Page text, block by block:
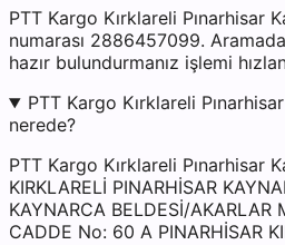
PTT Kargo Kırklareli Pınarhisar
numarası 2886457099.
hazır bulundurmanız işlemi
PTT Kargo Kırklareli
nerede?
PTT Kargo Kırklareli Pınarhisar
KIRKLARELİ PINARHİSAR
KAYNARCA BELDESİ/AKARLAR
CADDE No: 60 A PINARHİSAR